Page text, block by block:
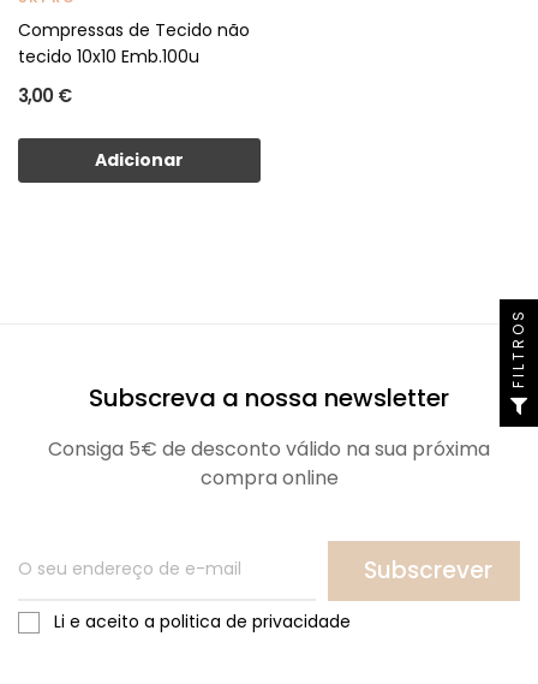
Compressas de Tecido não
tecido 10x10 Emb.100u
3,00 €
Adicionar
Subscreva a nossa newsletter
Consiga 5€ de desconto válido na sua próxima
compra online
Subscrever
Li e aceito a politica de privacidade
FILTROS